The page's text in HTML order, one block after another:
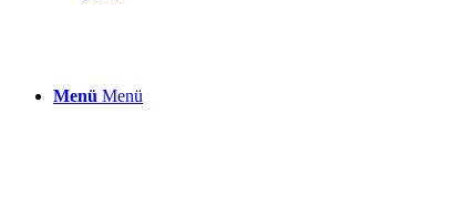
Menü Menü